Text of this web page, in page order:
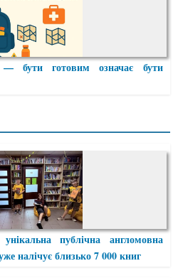
бути готовим означає бути
публічна англомовна
налічує близько 7 000 книг